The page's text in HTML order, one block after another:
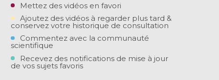
Mettez des vidéos en favori
Ajoutez des vidéos à regarder plus tard &
conservez votre historique de consultation
Commentez avec la communauté
scientifique
Recevez des notifications de mise à jour
de vos sujets favoris